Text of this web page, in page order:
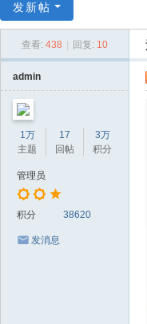
艺
发新帖
查看: 438 回复: 10
admin
1万
主题
17
回帖
3万
积分
管理员
积分 38620
发消息